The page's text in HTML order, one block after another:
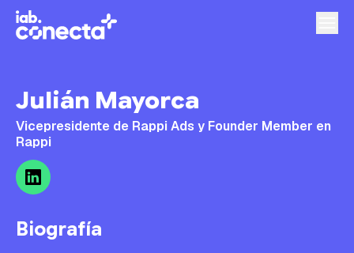
Julián Mayorca
Vicepresidente de Rappi Ads y Founder Member en
Rappi
Biografía